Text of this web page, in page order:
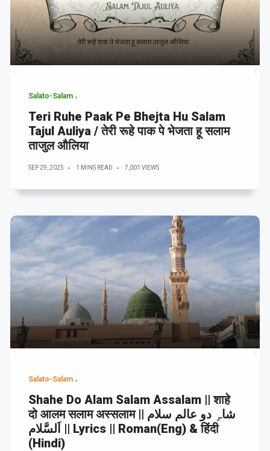
Salato-Salam
Teri Ruhe Paak Pe Bhejta Hu Salam
Tajul Auliya / तेरी रूहे पाक पे भेजता हू सलाम
ताजुल औलिया
SEP 29, 2025 1 MINS READ 7,001 VIEWS
Salato-Salam
Shahe Do Alam Salam Assalam || शाहे
दो आलम सलाम अस्सलाम || شاہِ دو عالم سلام
اَلسَّلام || Lyrics || Roman(Eng) & हिंदी
(Hindi)